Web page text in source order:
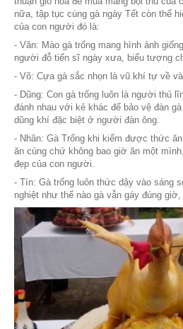
Ý nghĩa tập tục cúng gà ngày
Con gà được xem như biểu
mặt trời và có liên quan mật
Việt.
Tập tục cúng gà ngày Tếtvới
thuận gió hòa để mùa màng